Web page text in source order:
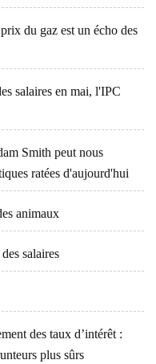
du gaz est un écho des
salaires en mai, l'IPC
Smith peut nous
ratées d'aujourd'hui
animaux
salaires
des taux d’intérêt :
plus sûrs